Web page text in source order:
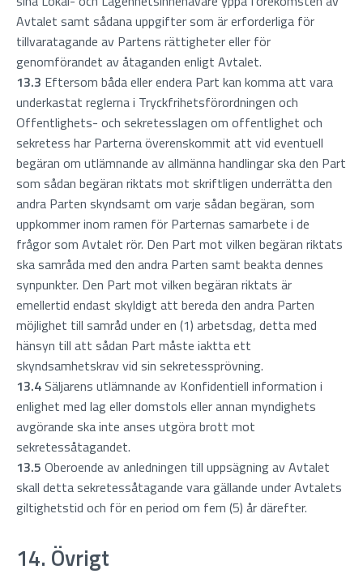
Avtalet samt sådana uppgifter som är erforderliga för
tillvaratagande av Partens rättigheter eller för
genomförandet av åtaganden enligt Avtalet.
13.3 Eftersom båda eller endera Part kan komma att vara
underkastat reglerna i Tryckfrihetsförordningen och
Offentlighets- och sekretesslagen om offentlighet och
sekretess har Parterna överenskommit att vid eventuell
begäran om utlämnande av allmänna handlingar ska den Part
som sådan begäran riktats mot skriftligen underrätta den
andra Parten skyndsamt om varje sådan begäran, som
uppkommer inom ramen för Parternas samarbete i de
frågor som Avtalet rör. Den Part mot vilken begäran riktats
ska samråda med den andra Parten samt beakta dennes
synpunkter. Den Part mot vilken begäran riktats är
emellertid endast skyldigt att bereda den andra Parten
möjlighet till samråd under en (1) arbetsdag, detta med
hänsyn till att sådan Part måste iaktta ett
skyndsamhetskrav vid sin sekretessprövning.
13.4Säljarens utlämnande av Konfidentiell information i
enlighet med lag eller domstols eller annan myndighets
avgörande ska inte anses utgöra brott mot
sekretessåtagandet.
13.5 Oberoende av anledningen till uppsägning av Avtalet
skall detta sekretessåtagande vara gällande under Avtalets
giltighetstid och för en period om fem (5) år därefter.
14. Övrigt